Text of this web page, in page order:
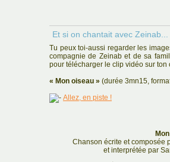
Et si on chantait avec Zeinab...
Tu peux toi-aussi regarder les
compagnie de Zeinab et de sa
pour télécharger le clip vidéo sur ton
« Mon oiseau » (durée 3mn15,
Allez, en piste !
Chanson écrite et composée
et interprétée par